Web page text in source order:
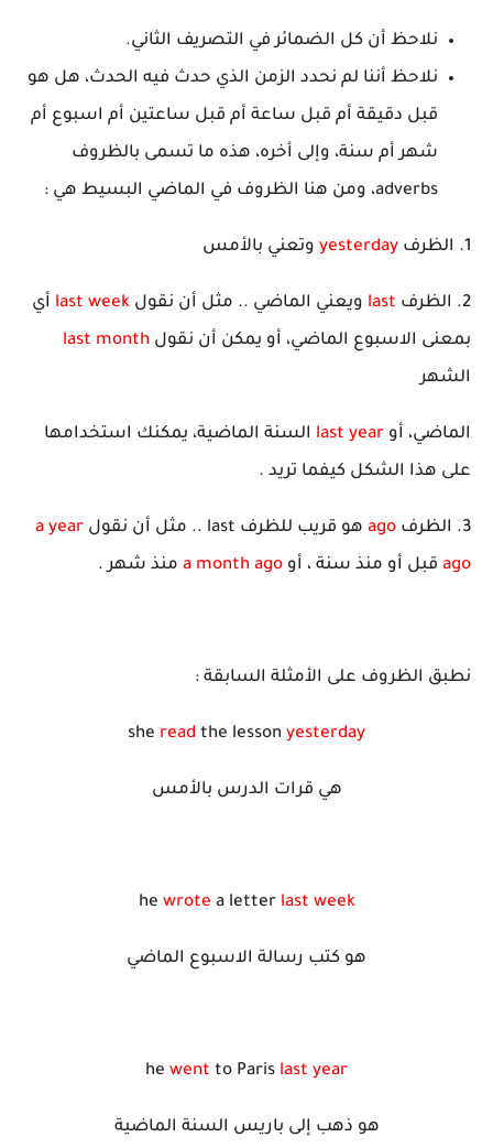
نلاحظ أن كل الضمائر في التصريف الثاني.
نلاحظ أننا لم نحدد الزمن الذي حدث فيه الحدث، هل هو
قبل دقيقة أم قبل ساعة أم قبل ساعتين أم اسبوع أم
شهر أم سنة، وإلى أخره، هذه ما تسمى بالظروف
adverbs، ومن هنا الظروف في الماضي البسيط هي :
1. الظرف yesterday وتعني بالأمس
2. الظرف last ويعني الماضي .. مثل أن نقول last week أي
بمعنى الاسبوع الماضي، أو يمكن أن نقول last month
الشهر
الماضي، أو last year السنة الماضية، يمكنك استخدامها
على هذا الشكل كيفما تريد .
3. الظرف ago هو قريب للظرف last .. مثل أن نقول
a year
ago قبل أو منذ سنة ، أو a month ago منذ شهر .
نطبق الظروف على الأمثلة السابقة :
she read the lesson yesterday
هي قرات الدرس بالأمس
he wrote a letterlast week
هو كتب رسالة الاسبوع الماضي
he went to Paris last year
هو ذهب إلى باريس السنة الماضية